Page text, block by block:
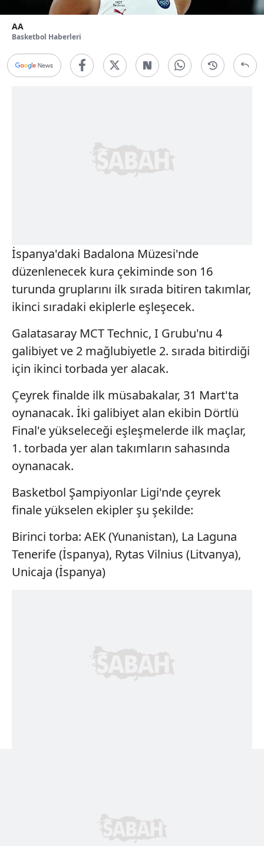
AA
Basketbol Haberleri
İspanya'daki Badalona Müzesi'nde
düzenlenecek kura çekiminde son 16
turunda gruplarını ilk sırada bitiren takımlar,
ikinci sıradaki ekiplerle eşleşecek.
Galatasaray MCT Technic, I Grubu'nu 4
galibiyet ve 2 mağlubiyetle 2. sırada bitirdiği
için ikinci torbada yer alacak.
Çeyrek finalde ilk müsabakalar, 31 Mart'ta
oynanacak. İki galibiyet alan ekibin Dörtlü
Final'e yükseleceği eşleşmelerde ilk maçlar,
1. torbada yer alan takımların sahasında
oynanacak.
Basketbol Şampiyonlar Ligi'nde çeyrek
finale yükselen ekipler şu şekilde:
Birinci torba: AEK (Yunanistan), La Laguna
Tenerife (İspanya), Rytas Vilnius (Litvanya),
Unicaja (İspanya)